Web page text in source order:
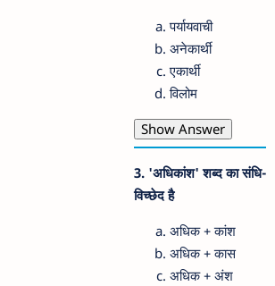
पर्यायवाची
अनेकार्थी
एकार्थी
विलोम
Show Answer
3. 'अधिकांश'शब्द कासंधि-
विच्छेद है
अधिक + कांश
अधिक + कास
अधिक + अंश